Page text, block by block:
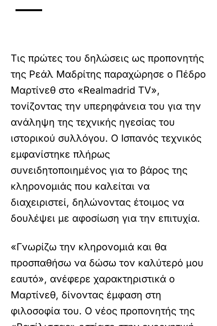
Τις πρώτες του δηλώσεις ως προπονητής
της Ρεάλ Μαδρίτης παραχώρησε ο Πέδρο
Μαρτίνεθ στο «Realmadrid TV»,
τονίζοντας την υπερηφάνεια του για την
ανάληψη της τεχνικής ηγεσίας του
ιστορικού συλλόγου. Ο Ισπανός τεχνικός
εμφανίστηκε πλήρως
συνειδητοποιημένος για το βάρος της
κληρονομιάς που καλείται να
διαχειριστεί, δηλώνοντας έτοιμος να
δουλέψει με αφοσίωση για την επιτυχία.
«Γνωρίζω την κληρονομιά και θα
προσπαθήσω να δώσω τον καλύτερό μου
εαυτό», ανέφερε χαρακτηριστικά ο
Μαρτίνεθ, δίνοντας έμφαση στη
φιλοσοφία του. Ο νέος προπονητής της